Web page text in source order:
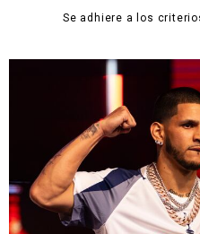
Se adhiere a los